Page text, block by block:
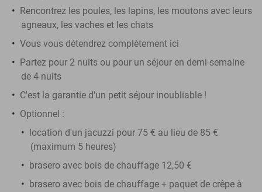
Rencontrez les poules, les lapins, les moutons avec leurs
agneaux, les vaches et les chats
Vous vous détendrez complètement ici
Partez pour 2 nuits ou pour un séjour en demi-semaine
de 4 nuits
C'est la garantie d'un petit séjour inoubliable !
Optionnel :
location d'un jacuzzi pour 75 € au lieu de 85 €
(maximum 5 heures)
brasero avec bois de chauffage 12,50 €
brasero avec bois de chauffage + paquet de crêpe à